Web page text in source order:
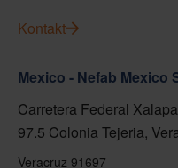
Kontakt
Mexico - Nefab Mexico
Carretera Federal
97.5 Colonia Tejeria,
Veracruz 91697